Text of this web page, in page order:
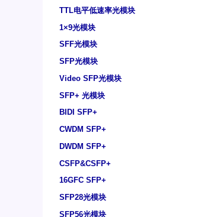
TTL电平低速率光模块
1×9光模块
SFF光模块
SFP光模块
Video SFP光模块
SFP+ 光模块
BIDI SFP+
CWDM SFP+
DWDM SFP+
CSFP&CSFP+
16GFC SFP+
SFP28光模块
SFP56光模块